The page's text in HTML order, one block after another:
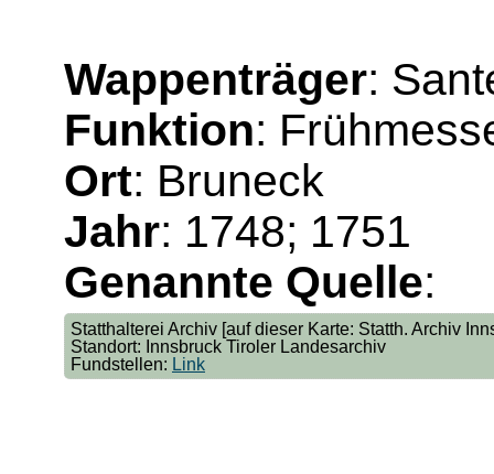
Wappenträger:
Funktion:
Ort: Bruneck
Jahr: 1748; 1751
Genannte Quelle:
Statthalterei Archiv [auf dieser Karte: Statth. Archiv
Standort: Innsbruck Tiroler Landesarchiv
Fundstellen: Link